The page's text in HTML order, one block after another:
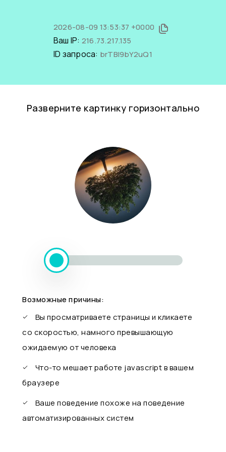
2026-08-09 13:53:37 +0000
Ваш IP: 216.73.217.135
ID запроса: brTBl9bY2uQ1
Разверните картинку горизонтально
Возможные причины:
Вы просматриваете страницы и кликаете
со скоростью, намного превышающую
ожидаемую от человека
Что-то мешает работе javascript в вашем
браузере
Ваше поведение похоже на поведение
автоматизированных систем